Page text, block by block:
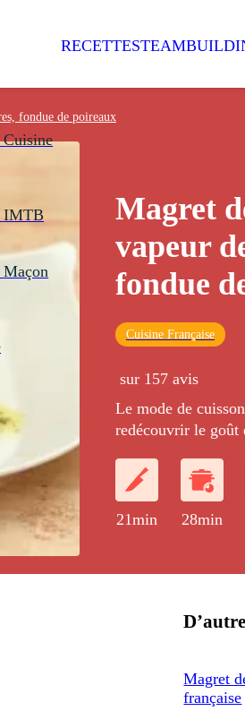
Cuisine
IMTB
Maçon
RECETTES
fondue de poireaux
Magret
vapeur
fondue
Cuisine Française
sur 157 avis
Le mode de
redécouvrir le goût
21min 28min
Magret
française